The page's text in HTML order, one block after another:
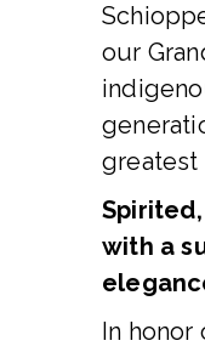
our
greatest
with a
In honor